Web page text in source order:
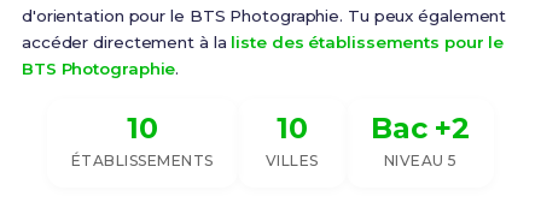
d'orientation pour le BTS Photographie. Tu peux également
accéder directement à la liste des établissements pour le
BTS Photographie.
10
ÉTABLISSEMENTS
10
VILLES
Bac +2
NIVEAU 5